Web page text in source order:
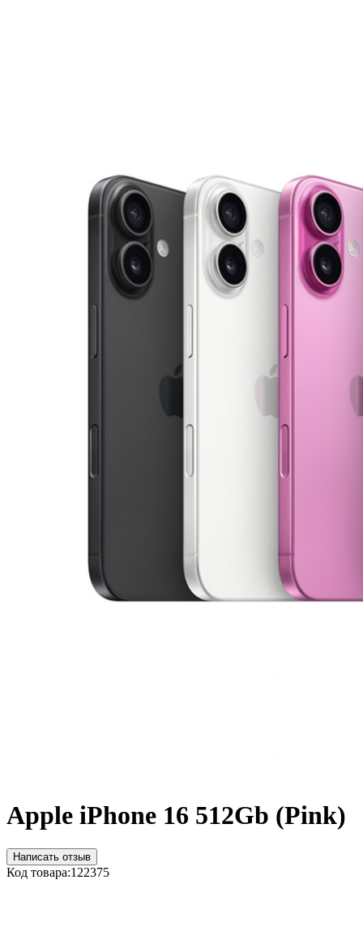
Apple iPhone 16 512Gb (Pink)
Написать отзыв
Код товара:122375